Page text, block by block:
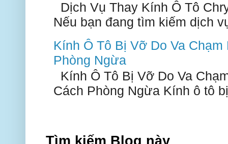
Dịch Vụ Thay Kính Ô Tô
Nếu bạn đang tìm kiếm dịch
Kính Ô Tô Bị Vỡ Do Va
Phòng Ngừa
Kính Ô Tô Bị Vỡ Do Va
Cách Phòng Ngừa Kính ô tô
Tìm kiếm Blog này